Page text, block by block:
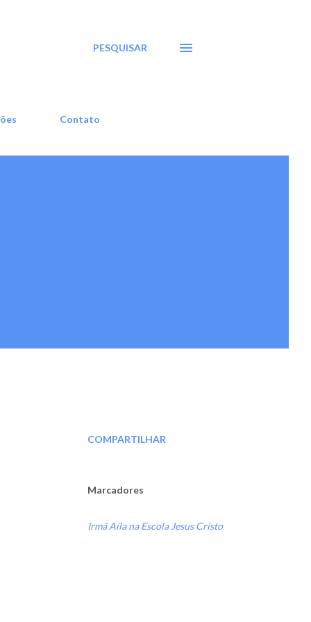
PESQUISAR
Contato
COMPARTILHAR
Marcadores
Irmã Aíla na Escola Jesus Cristo